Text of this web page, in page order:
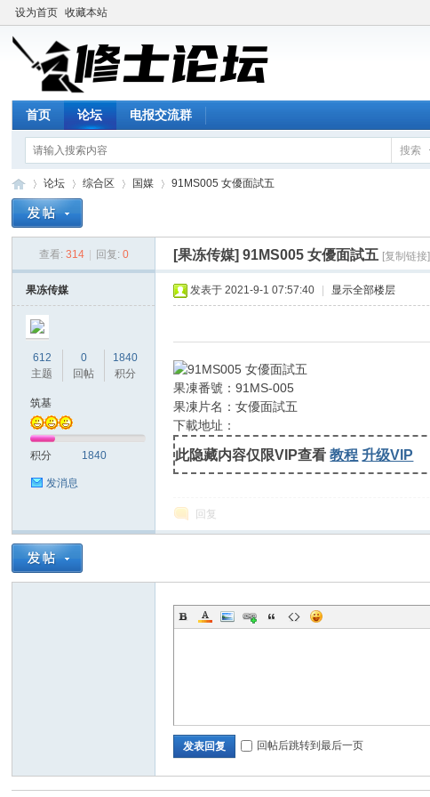
设为首页 收藏本站
首页 论坛 电报交流群
搜索
坛
论坛
›
综合区
›
国媒 91MS005 女優面試五
查看: 314 回复: 0 [果冻传媒]91MS005 女優面試五 [复制链接]
果冻传媒
612
主题
0
回帖
1840
积分
筑基
积分 1840
发消息
发表于 2021-9-1 07:57:40 显示全部楼层
果凍番號：91MS-005
果凍片名：女優面試五
下載地址：
此隐藏内容仅限VIP查看教程 升级VIP
回复
发表回复 回帖后跳转到最后一页